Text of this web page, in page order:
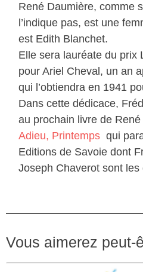
René Daumière, comme
l’indique pas, est une
est Edith Blanchet.
Elle sera lauréate du prix
pour Ariel Cheval, un an
qui l’obtiendra en 1941
Dans cette dédicace,
au prochain livre de
Adieu, Printemps qui
Editions de Savoie dont
Joseph Chaverot sont les
Vous aimerez peut-